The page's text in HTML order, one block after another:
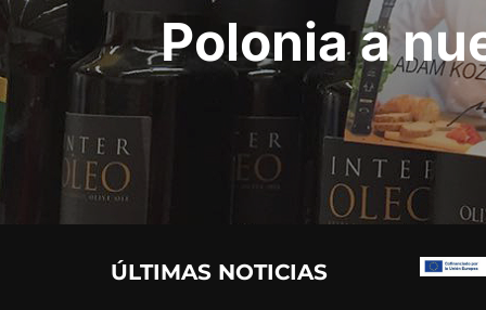
Polonia a
ÚLTIMAS NOTICIAS